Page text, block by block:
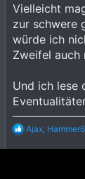
:
Vielleicht
zur schwere
würde ich
Zweifel auch
Und ich lese
R
a
Ajax,